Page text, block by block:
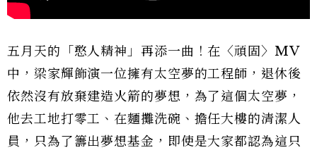
五月天的「憨人精神」再添一曲！在〈頑固〉MV
中，梁家輝飾演一位擁有太空夢的工程師，退休後
依然沒有放棄建造火箭的夢想，為了這個太空夢，
他去工地打零工、在麵攤洗碗、擔任大樓的清潔人
員，只為了籌出夢想基金，即使是大家都認為這只